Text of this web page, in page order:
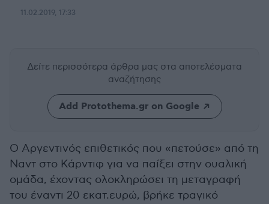
11.02.2019, 17:33
Δείτε περισσότερα άρθρα μας στα αποτελέσματα
αναζήτησης
Add Protothema.gr on Google
Ο Αργεντινός επιθετικός που «πετούσε» από τη
Ναντ στο Κάρντιφ για να παίξει στην ουαλική
ομάδα, έχοντας ολοκληρώσει τη μεταγραφή
του έναντι 20 εκατ.ευρώ, βρήκε τραγικό